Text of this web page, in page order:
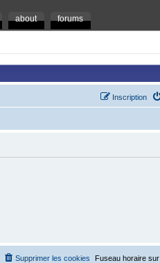
about forums
Inscription
Fuseau horaire sur
Supprimer les cookies